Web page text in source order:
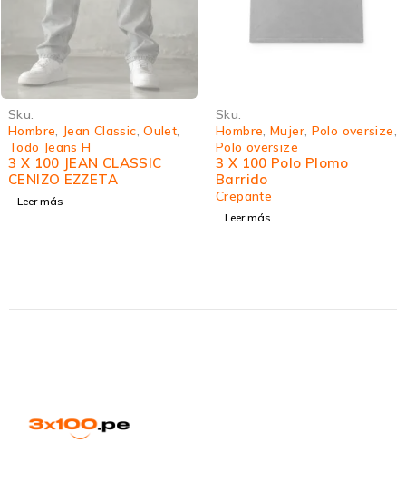
Sku:
Hombre
Jean Classic ,Oulet
Todo Jeans H
3 X 100 JEAN CLASSIC
CENIZO EZZETA
Leer más
Sku:
Hombre Mujer, Polo oversize
Polo oversize
3 X 100 Polo Plomo
Barrido
Crepante
Leer más